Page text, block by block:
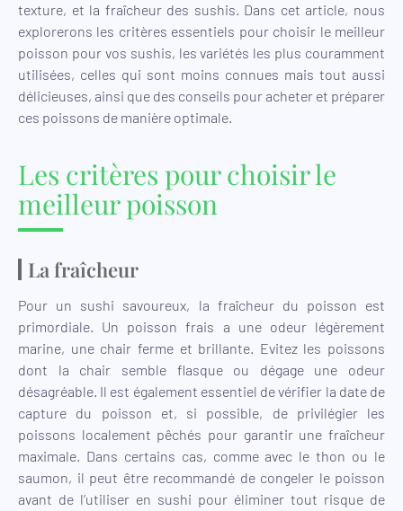
texture, et la fraîcheur des sushis. Dans cet article, nous
explorerons les critères essentiels pour choisir le meilleur
poisson pour vos sushis, les variétés les plus couramment
utilisées, celles qui sont moins connues mais tout aussi
délicieuses, ainsi que des conseils pour acheter et préparer
ces poissons de manière optimale.
Les critères pour choisir le
meilleur poisson
La fraîcheur
Pour un sushi savoureux, la fraîcheur du poisson est
primordiale. Un poisson frais a une odeur légèrement
marine, une chair ferme et brillante. Evitez les poissons
dont la chair semble flasque ou dégage une odeur
désagréable. Il est également essentiel de vérifier la date de
capture du poisson et, si possible, de privilégier les
poissons localement pêchés pour garantir une fraîcheur
maximale. Dans certains cas, comme avec le thon ou le
saumon, il peut être recommandé de congeler le poisson
avant de l’utiliser en sushi pour éliminer tout risque de